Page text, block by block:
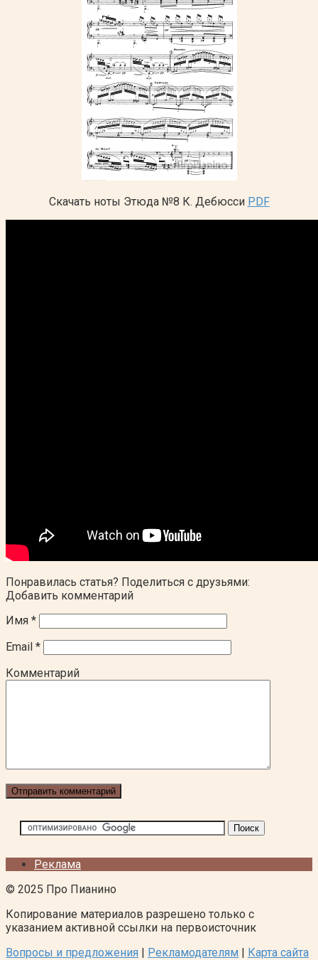
Скачать ноты Этюда №8 К. Дебюсси PDF
Понравилась статья? Поделиться с друзьями:
Добавить комментарий
Имя *
Email *
Комментарий
Реклама
© 2025 Про Пианино
Копирование материалов разрешено только с
указанием активной ссылки на первоисточник
Вопросы и предложения | Рекламодателям | Карта сайта